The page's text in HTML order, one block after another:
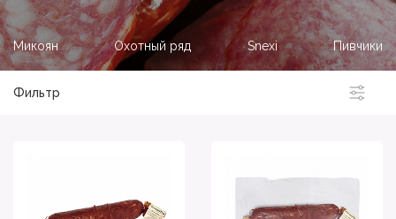
Микоян Охотный ряд Snexi Пивчики
Фильтр